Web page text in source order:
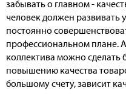
забывать о главном -
человек должен развивать
постоянно
профессиональном плане.
коллектива можно сделать
повышению качества
большому счету, зависит